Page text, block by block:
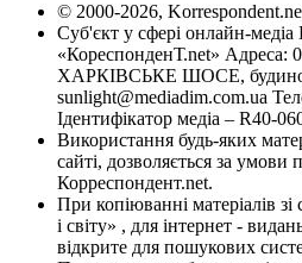
© 2000-2026,
Суб'єкт у сфері онлайн-
«КореспонденТ.net» Адреса:
ХАРКІВСЬКЕ ШОСЕ,
sunlight@mediadim.com.ua
Ідентифікатор медіа – R40-
Використання будь-яких
сайті, дозволяється за умови
Корреспондент.net.
При копіюванні матеріалів
і світу» , для інтернет -
відкрите для пошукових